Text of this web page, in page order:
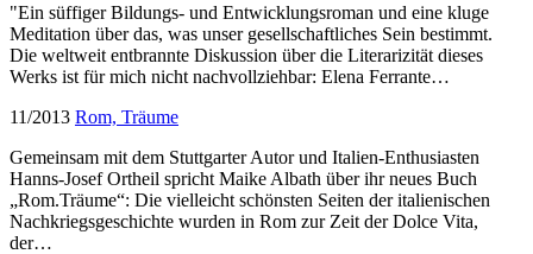
"Ein süffiger Bildungs- und Entwicklungsroman und eine kluge
Meditation über das, was unser gesellschaftliches Sein bestimmt.
Die weltweit entbrannte Diskussion über die Literarizität dieses
Werks ist für mich nicht nachvollziehbar: Elena Ferrante…
11/2013 Rom, Träume
Gemeinsam mit dem Stuttgarter Autor und Italien-Enthusiasten
Hanns-Josef Ortheil spricht Maike Albath über ihr neues Buch
„Rom.Träume“: Die vielleicht schönsten Seiten der italienischen
Nachkriegsgeschichte wurden in Rom zur Zeit der Dolce Vita,
der…